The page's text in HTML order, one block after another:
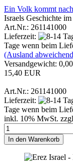
Ein Volk kommt
Israels Geschichte
Art.Nr.: 261141000
Lieferzeit:
Tage wenn beim
(Ausland
Versandgewicht:
15,40 EUR
Art.Nr.: 261141000
Lieferzeit:
Tage wenn beim
inkl. 10% MwSt.
In den Warenkorb